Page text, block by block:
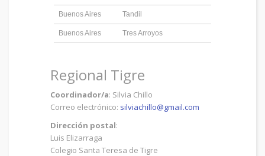
Buenos Aires Tandil
Buenos Aires Tres Arroyos
Regional Tigre
Coordinador/a: Silvia Chillo
Correo electrónico: silviachillo@gmail.com
Dirección postal:
Luis Elizarraga
Colegio Santa Teresa de Tigre